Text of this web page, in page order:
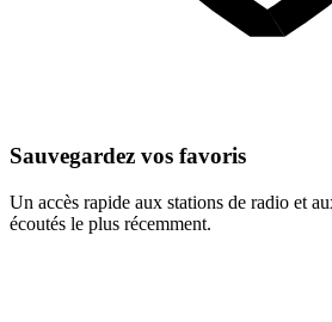
Sauvegardez vos favoris
Un accès rapide aux stations de radio et
écoutés le plus récemment.